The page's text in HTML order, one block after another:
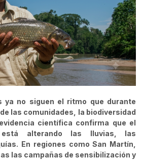
ya no siguen el ritmo que durante
las comunidades, la biodiversidad
científica confirma que el
alterando las lluvias, las
En regiones como San Martín,
las campañas de sensibilización y